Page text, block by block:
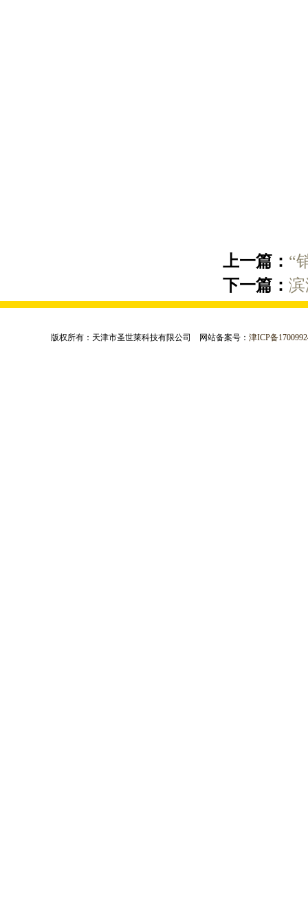
上一篇： “
下一篇：
版权所有：天津市圣世莱科技有限公司 网站备案号：津ICP备